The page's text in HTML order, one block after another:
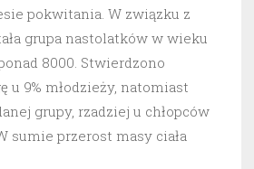
pokwitania. W związku z
grupa nastolatków w wieku
8000. Stwierdzono
u 9% młodzieży, natomiast
grupy, rzadziej u chłopców
sumie przerost masy ciała